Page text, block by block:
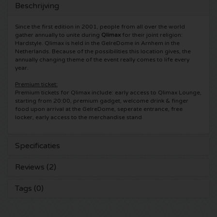
Simple Minds kaartjes
Toto kaartjes
UB 40 kaarten
De Amsterdamse Zomer kaarten
Tom Jones kaartjes
Dance Valley kaartjes
Intents kaartjes
Valhalla kaartjes
OH MY kaartjes
WOO HAH kaartjes
Free Your Mind Festival kaartjes
Hardcore4life kaartjes
Shockerz kaartjes
Swedish House Mafia kaartjes
Charlotte de Witte kaartjes
Verknipt kaartjes
DLDK kaarten
Beschrijving
Since the first edition in 2001, people from all over the world
gather annually to unite during Qlimax for their joint religion:
Hardstyle. Qlimax is held in the GelreDome in Arnhem in the
Netherlands. Because of the possibilities this location gives, the
annually changing theme of the event really comes to life every
year.
Premium ticket:
Premium tickets for Qlimax include: early access to Qlimax Lounge,
starting from 20:00, premium gadget, welcome drink & finger
food upon arrival at the GelreDome, seperate entrance, free
locker, early access to the merchandise stand
Specificaties
Reviews (2)
Tags (0)